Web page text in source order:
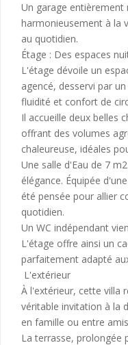
Un garage
harmonieusement à la
au quotidien.
Étage : Des espaces
L'étage dévoile un
agencé, desservi par
fluidité et confort de
Il accueille deux belles
offrant des volumes
chaleureuse, idéales
Une salle d'Eau de 7
élégance. Équipée
été pensée pour allier
quotidien.
Un WC indépendant
L'étage offre ainsi un
parfaitement adapté
L'extérieur
À l'extérieur, cette villa
véritable invitation à la
en famille ou entre
La terrasse, prolongée